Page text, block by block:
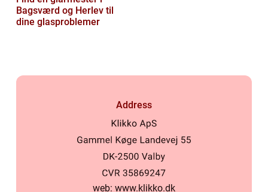
Bagsværd og Herlev til
dine glasproblemer
Address
web: www.klikko.dk